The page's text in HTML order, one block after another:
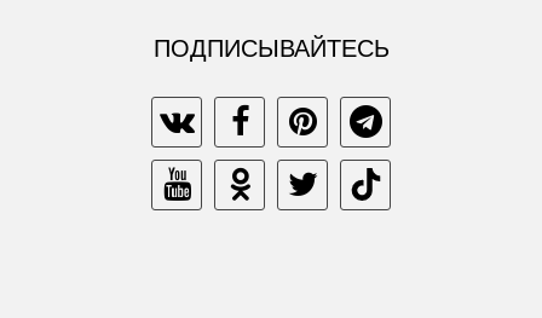
ПОДПИСЫВАЙТЕСЬ